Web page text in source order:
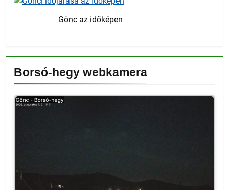
Gönc az időképen
Borsó-hegy webkamera